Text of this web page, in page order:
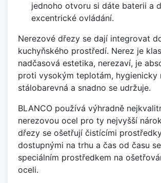
jednoho otvoru si dáte baterii a
excentrické ovládání.
Nerezové dřezy se dají integrovat
kuchyňského prostředí. Nerez je
nadčasová estetika, nerezaví, je
proti vysokým teplotám, hygienicky
stálobarevná a snadno se udržuje.
BLANCO používá výhradně
nerezovou ocel pro ty nejvyšší
dřezy se ošetřují čistícími
dostupnými na trhu a čas od času
speciálním prostředkem na
oceli.